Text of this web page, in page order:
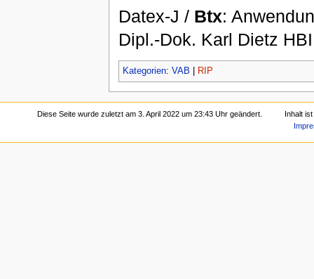
Datex-J / Btx:
Dipl.-Dok. Karl Dietz
Kategorien: VAB RIP
Diese Seite wurde zuletzt am 3. April 2022 um 23:43 Uhr geändert.
Inhalt